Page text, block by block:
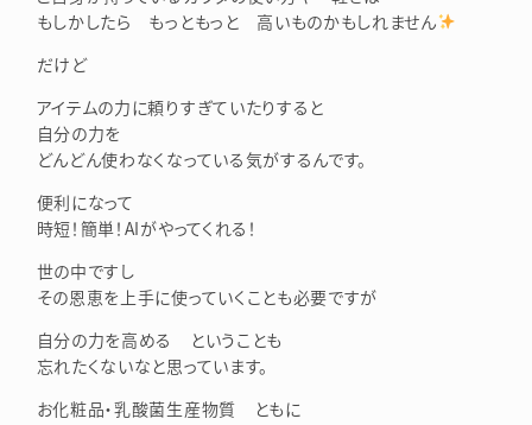
もしかしたら もっともっと 高いものかもしれません
だけど
アイテムの力に頼りすぎていたりすると
自分の力を
どんどん使わなくなっている気がするんです。
便利になって
時短！簡単！AIがやってくれる！
世の中ですし
その恩恵を上手に使っていくことも必要ですが
自分の力を高める ということも
忘れたくないなと思っています。
お化粧品・乳酸菌生産物質 ともに